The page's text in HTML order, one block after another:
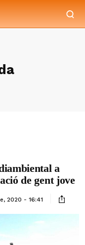
a
de gent jove
2020 - 16:41